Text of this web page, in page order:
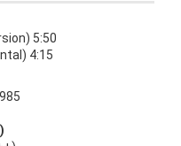
5:50
4:15